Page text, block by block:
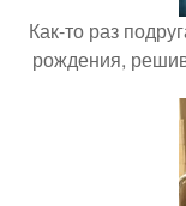
Как-то раз
рождения,